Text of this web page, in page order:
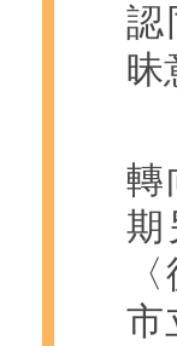
認
昧
轉
期
市